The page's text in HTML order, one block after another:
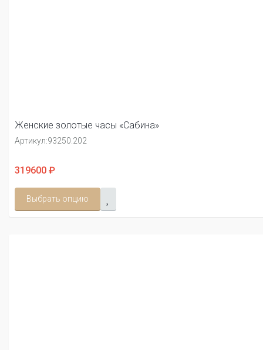
Женские золотые часы «Сабина»
Артикул:93250.202
319600 ₽
Выбрать опцию